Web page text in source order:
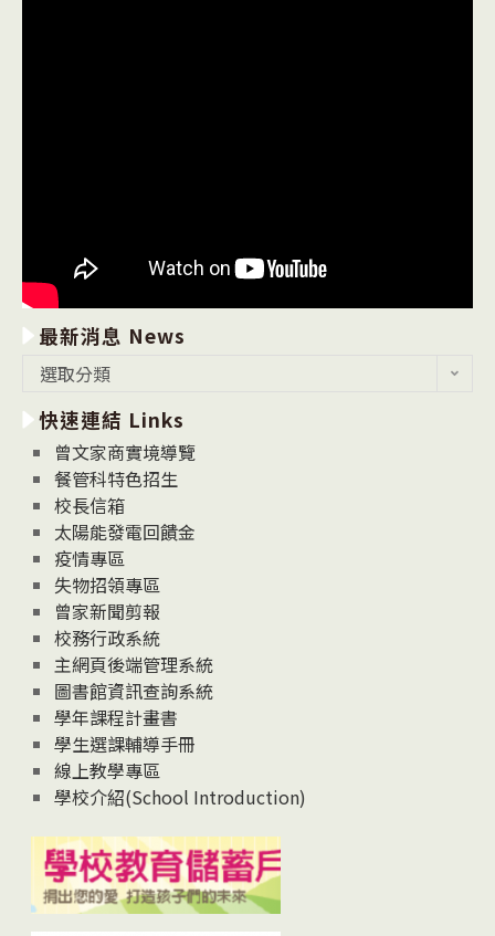
最新消息 News
消
息
News
選取分類
快速連結 Links
曾文家商實境導覽
餐管科特色招生
校長信箱
太陽能發電回饋金
疫情專區
失物招領專區
曾家新聞剪報
校務行政系統
主網頁後端管理系統
圖書館資訊查詢系統
學年課程計畫書
學生選課輔導手冊
線上教學專區
學校介紹(School Introduction)